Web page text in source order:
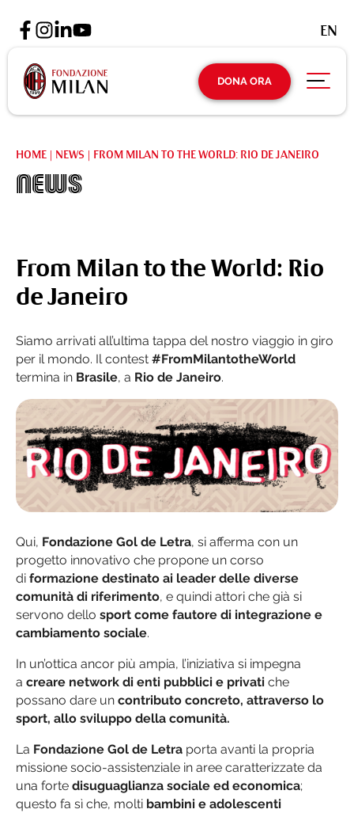
DONA ORA
EN
HOME | NEWS | FROM MILAN TO THE WORLD: RIO DE JANEIRO
News
From Milan to the World: Rio
de Janeiro
Siamo arrivati all’ultima tappa del nostro viaggio in giro
per il mondo. Il contest #FromMilantotheWorld
termina in Brasile, a Rio de Janeiro.
Qui, Fondazione Gol de Letra, si afferma con un
progetto innovativo che propone un corso
di formazione destinato ai leader delle diverse
comunità di riferimento, e quindi attori che già si
servono dello sport come fautore di integrazione e
cambiamento sociale.
In un’ottica ancor più ampia, l’iniziativa si impegna
a creare network di enti pubblici e privati che
possano dare un contributo concreto, attraverso lo
sport, allo sviluppo della comunità.
La Fondazione Gol de Letra porta avanti la propria
missione socio-assistenziale in aree caratterizzate da
una forte disuguaglianza sociale ed economica;
questo fa sì che, molti bambini e adolescenti